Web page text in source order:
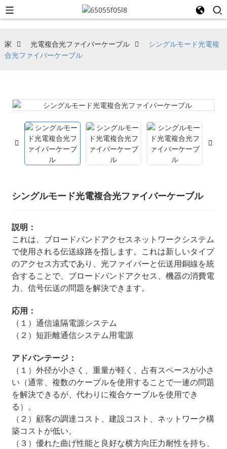
家 光電複合光ファイバーケーブル
シングルモード光電複
合光ファイバーケーブル
シングルモード光電複合光ファイバーケーブル
説明：
これは、ブロードバンドアクセスネットワークシステム
で使用される伝送線路を指します。これは新しいタイプ
のアクセス方式であり、光ファイバーと伝送用銅線を統
合することで、ブロードバンドアクセス、機器の消費電
力、信号伝送の問題を解決できます。
応用：
（１）通信遠隔電源システム
（２）短距離通信システム用電源
アドバンテージ：
（１）外径が小さく、重量が軽く、占有スペースが小さ
い（通常、複数のケーブルを使用することで一連の問題
を解決できるが、代わりに複合ケーブルを使用でき
る）。
（２）顧客の調達コスト、建設コスト、ネットワーク構
築コストが低い。
（３）優れた曲げ性能と良好な横方向圧力耐性を持ち、